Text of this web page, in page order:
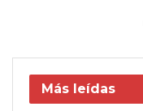
Más leídas